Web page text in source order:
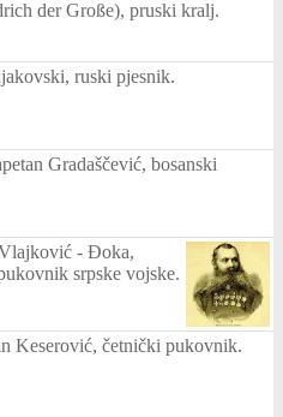
der Große), pruski kralj.
ruski pjesnik.
Gradaščević, bosanski
- Đoka,
srpske vojske.
Keserović, četnički pukovnik.